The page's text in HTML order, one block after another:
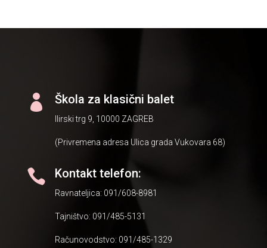
 Škola za klasični balet
Ilirski trg 9, 10000 ZAGREB
(Privremena adresa Ulica grada Vukovara 68)
 Kontakt telefon:
Ravnateljica: 091/608-8981
Tajništvo: 091/485-5131
Računovodstvo: 091/485-1329